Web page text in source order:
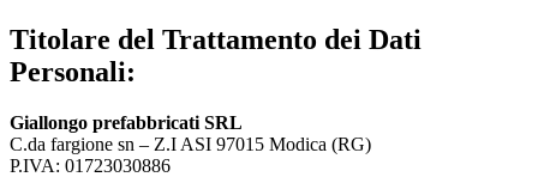
Titolare del Trattamento dei Dati
Personali:
Giallongo prefabbricati SRL
C.da fargione sn – Z.I ASI 97015 Modica (RG)
P.IVA: 01723030886